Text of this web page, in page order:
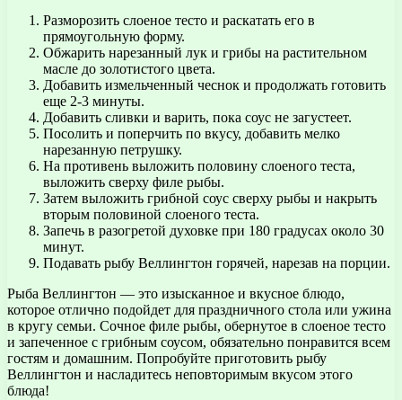
Разморозить слоеное тесто и раскатать его в
прямоугольную форму.
Обжарить нарезанный лук и грибы на растительном
масле до золотистого цвета.
Добавить измельченный чеснок и продолжать готовить
еще 2-3 минуты.
Добавить сливки и варить, пока соус не загустеет.
Посолить и поперчить по вкусу, добавить мелко
нарезанную петрушку.
На противень выложить половину слоеного теста,
выложить сверху филе рыбы.
Затем выложить грибной соус сверху рыбы и накрыть
вторым половиной слоеного теста.
Запечь в разогретой духовке при 180 градусах около 30
минут.
Подавать рыбу Веллингтон горячей, нарезав на порции.
Рыба Веллингтон — это изысканное и вкусное блюдо,
которое отлично подойдет для праздничного стола или ужина
в кругу семьи. Сочное филе рыбы, обернутое в слоеное тесто
и запеченное с грибным соусом, обязательно понравится всем
гостям и домашним. Попробуйте приготовить рыбу
Веллингтон и насладитесь неповторимым вкусом этого
блюда!